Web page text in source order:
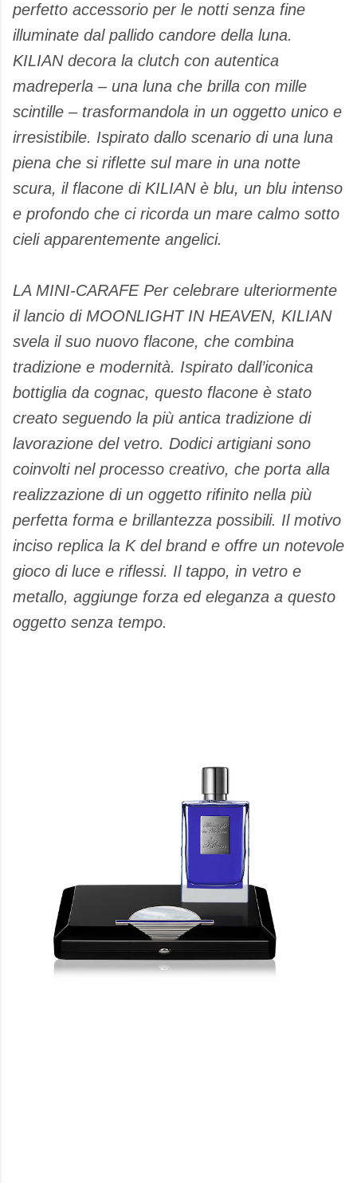
perfetto accessorio per le notti senza fine
illuminate dal pallido candore della luna.
KILIAN decora la clutch con autentica
madreperla – una luna che brilla con mille
scintille – trasformandola in un oggetto unico e
irresistibile. Ispirato dallo scenario di una luna
piena che si riflette sul mare in una notte
scura, il flacone di KILIAN è blu, un blu intenso
e profondo che ci ricorda un mare calmo sotto
cieli apparentemente angelici.
LA MINI-CARAFE Per celebrare ulteriormente
il lancio di MOONLIGHT IN HEAVEN, KILIAN
svela il suo nuovo flacone, che combina
tradizione e modernità. Ispirato dall’iconica
bottiglia da cognac, questo flacone è stato
creato seguendo la più antica tradizione di
lavorazione del vetro. Dodici artigiani sono
coinvolti nel processo creativo, che porta alla
realizzazione di un oggetto rifinito nella più
perfetta forma e brillantezza possibili. Il motivo
inciso replica la K del brand e offre un notevole
gioco di luce e riflessi. Il tappo, in vetro e
metallo, aggiunge forza ed eleganza a questo
oggetto senza tempo.